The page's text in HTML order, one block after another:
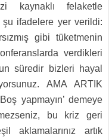
kaynaklı felaketle
ifadelere yer verildi:
gibi tüketmenin
verdikleri
süredir bizleri hayal
AMA ARTIK
yapmayın’ demeye
bu kriz geri
aklamalarınız artık